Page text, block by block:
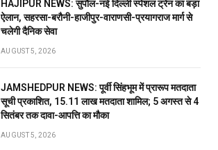
HAJIPUR NEWS: सुपौल-नई दिल्ली स्पेशल ट्रेन का बड़ा
ऐलान, सहरसा-बरौनी-हाजीपुर-वाराणसी-प्रयागराज मार्ग से
चलेगी दैनिक सेवा
AUGUST 5, 2026
JAMSHEDPUR NEWS: पूर्वी सिंहभूम में प्रारूप मतदाता
सूची प्रकाशित, 15.11 लाख मतदाता शामिल; 5 अगस्त से 4
सितंबर तक दावा-आपत्ति का मौका
AUGUST 5, 2026